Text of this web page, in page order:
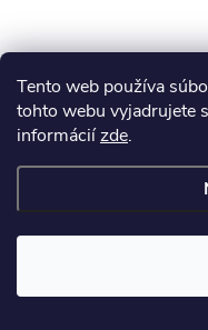
Tento web používa
tohto webu vyjadrujete
informáciízde.